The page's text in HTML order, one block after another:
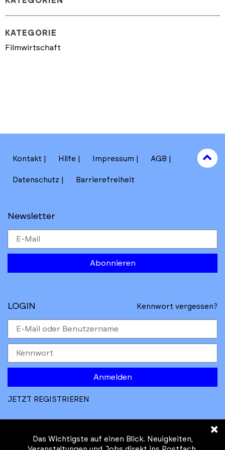
KATEGORIE
Filmwirtschaft
Kontakt Hilfe Impressum AGB
Datenschutz Barrierefreiheit
Newsletter
Abonnieren
to
top
LOGIN Kennwort vergessen?
Anmelden
JETZT REGISTRIEREN
×
Das Wichtigste auf einen Blick. Neuigkeiten,